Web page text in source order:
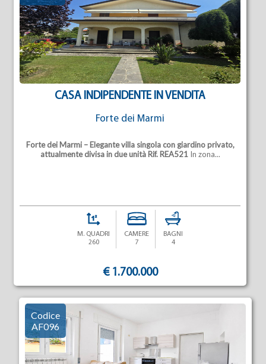
CASA INDIPENDENTE IN VENDITA
Forte dei Marmi
Forte dei Marmi – Elegante villa singola con giardino privato,
attualmente divisa in due unità Rif. REA521In zona...
M. QUADRI
260
CAMERE
7
BAGNI
4
€ 1.700.000
Codice
AF096